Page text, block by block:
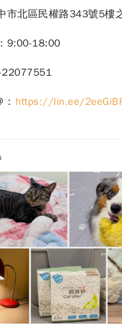
市北區民權路343號5樓
9:00-18:00
22077551
https://lin.ee/